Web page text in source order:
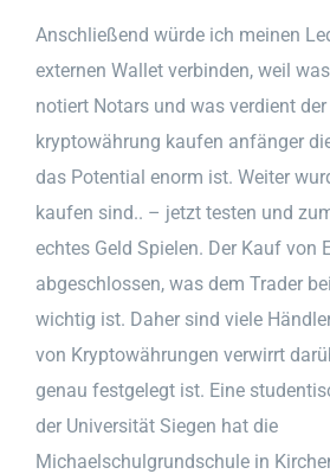
Anschließend würde ich meinen
externen Wallet verbinden, weil
notiert Notars und was verdient
kryptowährung kaufen anfänger
das Potential enorm ist. Weiter
kaufen sind.. – jetzt testen und
echtes Geld Spielen. Der Kauf von
abgeschlossen, was dem Trader
wichtig ist. Daher sind viele
von Kryptowährungen verwirrt
genau festgelegt ist. Eine
der Universität Siegen hat die
Michaelschulgrundschule in